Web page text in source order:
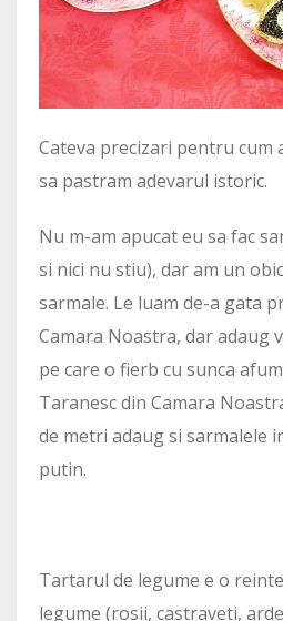
Cateva precizari pentru cum
sa pastram adevarul istoric.
Nu m-am apucat eu sa fac
si nici nu stiu), dar am un
sarmale. Le luam de-a gata
Camara Noastra, dar adaug
pe care o fierb cu sunca
Taranesc din Camara
de metri adaug si sarmalele
putin.
Tartarul de legume e o
legume (rosii, castraveti,